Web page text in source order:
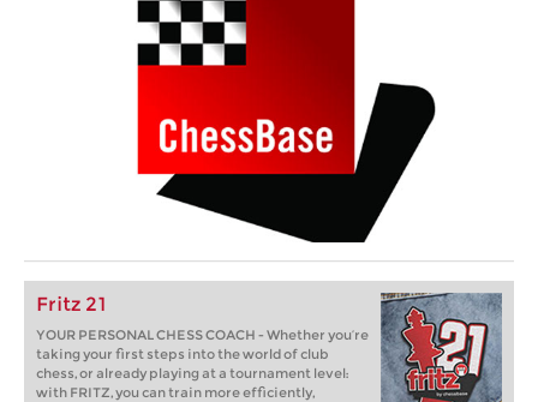
Fritz 21
YOUR PERSONAL CHESS COACH - Whether you’re
taking your first steps into the world of club
chess, or already playing at a tournament level:
with FRITZ, you can train more efficiently,